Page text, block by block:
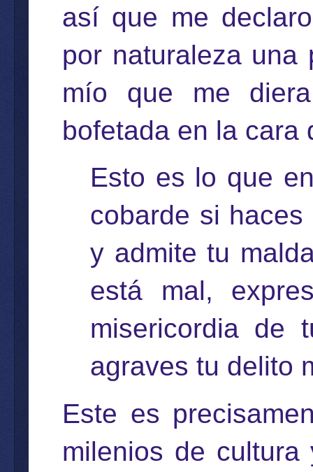
así que me
por naturaleza una
mío que me
bofetada en la cara
Esto es lo que
cobarde si
y admite tu
está mal,
misericordia de
agraves tu delito
Este es
milenios de